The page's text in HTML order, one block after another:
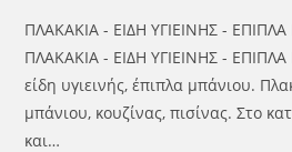
ΠΛΑΚΑΚΙΑ - ΕΙΔΗ ΥΓΙΕΙΝΗΣ -
ΠΛΑΚΑΚΙΑ - ΕΙΔΗ ΥΓΙΕΙΝΗΣ -
είδη υγιεινής, έπιπλα μπάνιου.
μπάνιου, κουζίνας, πισίνας. Στο
και…